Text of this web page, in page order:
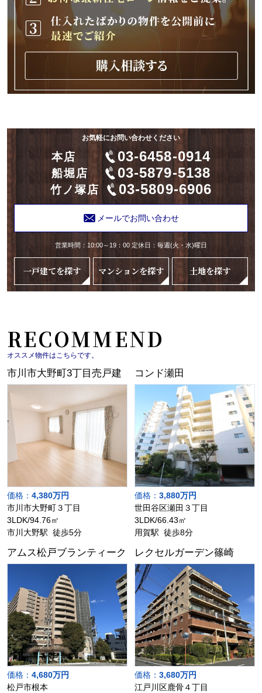
お気軽にお問い合わせください
本店 03-6458-0914
船堀店 03-5879-5138
竹ノ塚店 03-5809-6906
メールでお問い合わせ
営業時間：10:00～19：00 定休日：毎週(火・水)曜日
一戸建てを探す マンションを探す 土地を探す
RECOMMEND
オススメ物件はこちらです。
市川市大野町3丁目売戸建
価格： 4,380万円
市川市大野町３丁目
3LDK/94.76㎡
市川大野駅 徒歩5分
コンド瀬田
価格： 3,880万円
世田谷区瀬田３丁目
3LDK/66.43㎡
用賀駅 徒歩8分
アムス松戸ブランティーク
価格： 4,680万円
松戸市根本
レクセルガーデン篠崎
価格： 3,680万円
江戸川区鹿骨４丁目